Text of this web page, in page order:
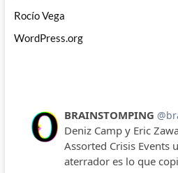
Rocío Vega
WordPress.org